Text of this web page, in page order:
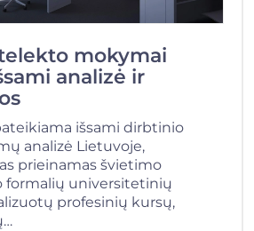
mokymai
analizė ir
išsami dirbtinio
analizė Lietuvoje,
prieinamas švietimo
formalių universitetinių
profesinių kursų,